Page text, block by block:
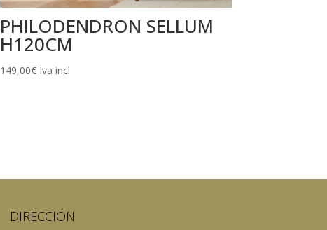
PHILODENDRON SELLUM
H120CM
149,00€ Iva incl
DIRECCIÓN